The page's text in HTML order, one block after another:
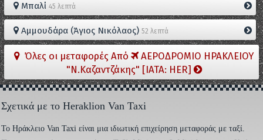
Μπαλί 45 λεπτά
Αμμουδάρα (Άγιος Νικόλαος) 52 λεπτά
Όλες οι μεταφορές Από
ΑΕΡΟΔΡΟΜΙΟ ΗΡΑΚΛΕΙΟΥ
"Ν.Καζαντζάκης" [IATA: HER]
Σχετικά με το Heraklion Van Taxi
To Ηράκλειο Van Taxi είναι μια ιδιωτική επιχείρηση μεταφοράς με ταξί.